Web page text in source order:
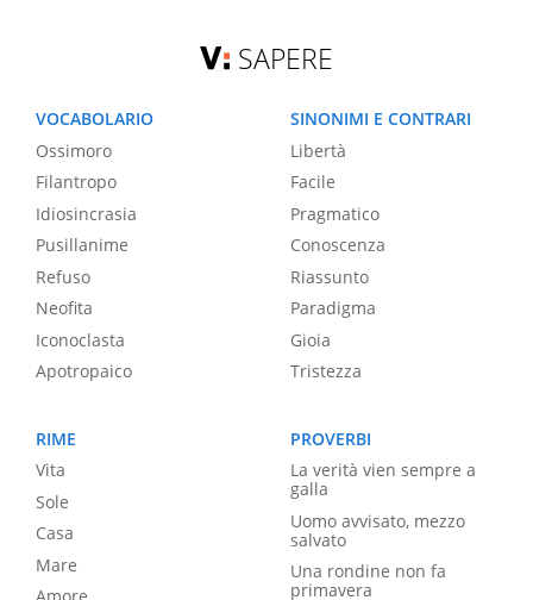
SAPERE
VOCABOLARIO
Ossimoro
Filantropo
Idiosincrasia
Pusillanime
Refuso
Neofita
Iconoclasta
Apotropaico
SINONIMI E CONTRARI
Libertà
Facile
Pragmatico
Conoscenza
Riassunto
Paradigma
Gioia
Tristezza
RIME
Vita
Sole
Casa
Mare
PROVERBI
La verità vien sempre a
galla
Uomo avvisato, mezzo
salvato
Una rondine non fa
primavera